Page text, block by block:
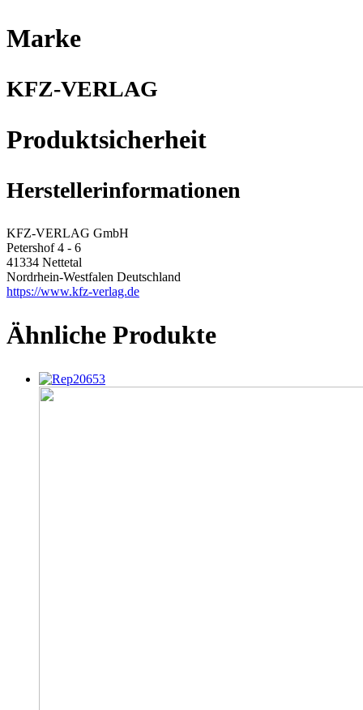
Marke
KFZ-VERLAG
Produktsicherheit
Herstellerinformationen
KFZ-VERLAG GmbH
Petershof 4 - 6
41334 Nettetal
Nordrhein-Westfalen Deutschland
https://www.kfz-verlag.de
Ähnliche Produkte